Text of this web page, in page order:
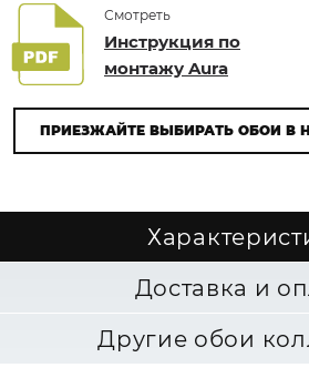
Смотреть
Инструкция по
монтажу Aura
ПРИЕЗЖАЙТЕ ВЫБИРАТЬ ОБОИ В
Доставка и
Другие обои